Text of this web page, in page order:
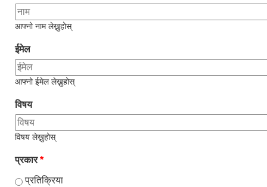
आफ्नो नाम लेख्नुहोस्
ईमेल
आफ्नो ईमेल लेख्नुहोस्
विषय
विषय लेख्नुहोस्
प्रकार*
प्रतिक्रिया